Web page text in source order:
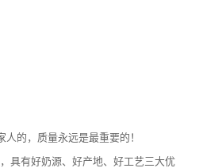
人的，质量永远是最重要的！
具有好奶源、好产地、好工艺三大优